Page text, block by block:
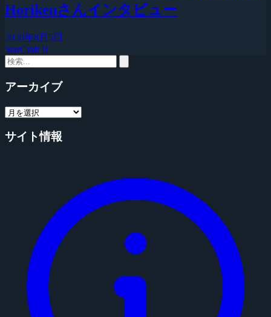
Horikenさんインタビュー
2026年8月5日
StarCraft II
アーカイブ
サイト情報